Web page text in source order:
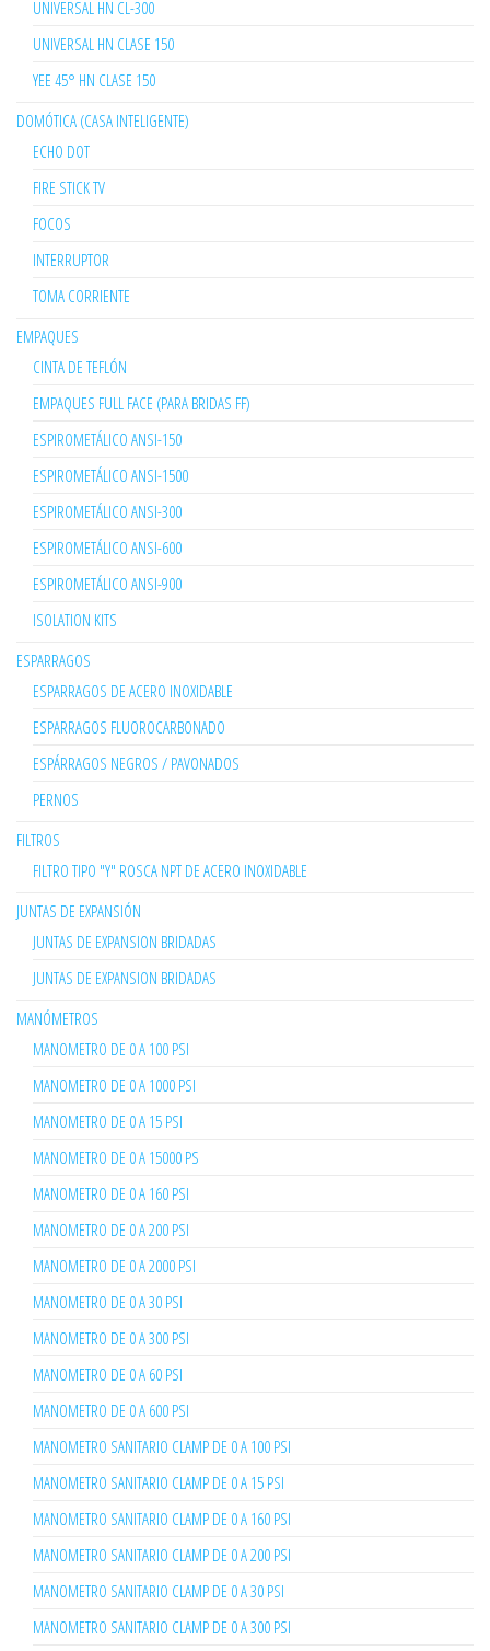
UNIVERSAL HN CL-300
UNIVERSAL HN CLASE 150
YEE 45° HN CLASE 150
DOMÓTICA (CASA INTELIGENTE)
ECHO DOT
FIRE STICK TV
FOCOS
INTERRUPTOR
TOMA CORRIENTE
EMPAQUES
CINTA DE TEFLÓN
EMPAQUES FULL FACE (PARA BRIDAS FF)
ESPIROMETÁLICO ANSI-150
ESPIROMETÁLICO ANSI-1500
ESPIROMETÁLICO ANSI-300
ESPIROMETÁLICO ANSI-600
ESPIROMETÁLICO ANSI-900
ISOLATION KITS
ESPARRAGOS
ESPARRAGOS DE ACERO INOXIDABLE
ESPARRAGOS FLUOROCARBONADO
ESPÁRRAGOS NEGROS / PAVONADOS
PERNOS
FILTROS
FILTRO TIPO "Y" ROSCA NPT DE ACERO INOXIDABLE
JUNTAS DE EXPANSIÓN
JUNTAS DE EXPANSION BRIDADAS
JUNTAS DE EXPANSION BRIDADAS
MANÓMETROS
MANOMETRO DE 0 A 100 PSI
MANOMETRO DE 0 A 1000 PSI
MANOMETRO DE 0 A 15 PSI
MANOMETRO DE 0 A 15000 PS
MANOMETRO DE 0 A 160 PSI
MANOMETRO DE 0 A 200 PSI
MANOMETRO DE 0 A 2000 PSI
MANOMETRO DE 0 A 30 PSI
MANOMETRO DE 0 A 300 PSI
MANOMETRO DE 0 A 60 PSI
MANOMETRO DE 0 A 600 PSI
MANOMETRO SANITARIO CLAMP DE 0 A 100 PSI
MANOMETRO SANITARIO CLAMP DE 0 A 15 PSI
MANOMETRO SANITARIO CLAMP DE 0 A 160 PSI
MANOMETRO SANITARIO CLAMP DE 0 A 200 PSI
MANOMETRO SANITARIO CLAMP DE 0 A 30 PSI
MANOMETRO SANITARIO CLAMP DE 0 A 300 PSI